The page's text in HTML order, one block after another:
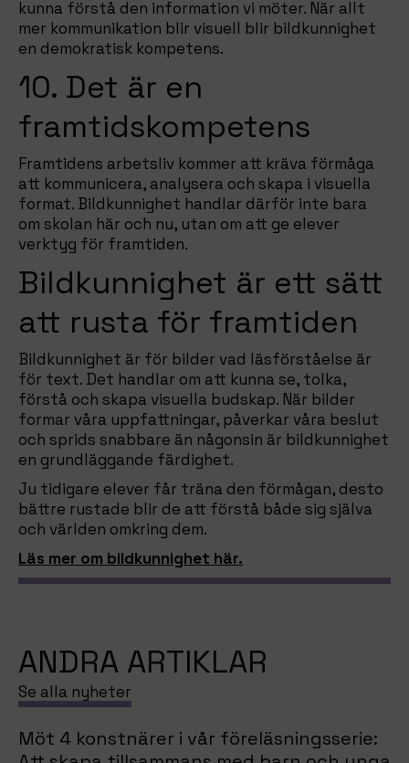
kunna förstå den information vi möter. När allt
mer kommunikation blir visuell blir bildkunnighet
en demokratisk kompetens.
10. Det är en
framtidskompetens
Framtidens arbetsliv kommer att kräva förmåga
att kommunicera, analysera och skapa i visuella
format. Bildkunnighet handlar därför inte bara
om skolan här och nu, utan om att ge elever
verktyg för framtiden.
Bildkunnighet är ett sätt
att rusta för framtiden
Bildkunnighet är för bilder vad läsförståelse är
för text. Det handlar om att kunna se, tolka,
förstå och skapa visuella budskap. När bilder
formar våra uppfattningar, påverkar våra beslut
och sprids snabbare än någonsin är bildkunnighet
en grundläggande färdighet.
Ju tidigare elever får träna den förmågan, desto
bättre rustade blir de att förstå både sig själva
och världen omkring dem.
Läs mer om bildkunnighet här.
ANDRA ARTIKLAR
Se alla nyheter
Möt 4 konstnärer i vår föreläsningsserie: